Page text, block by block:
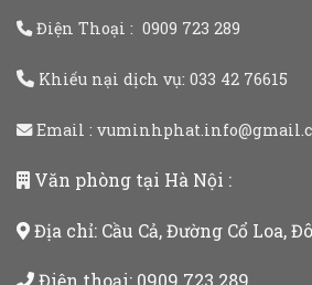
Điện Thoại : 0909 723 289
Khiếu nại dịch vụ: 033 42 76615
Email :
Văn phòng tại Hà Nội :
Địa chỉ: Cầu Cả, Đường Cổ Loa,